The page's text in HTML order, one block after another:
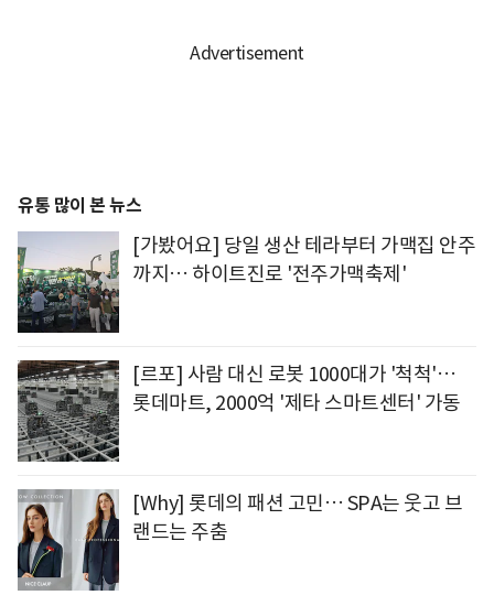
유통 많이 본 뉴스
[가봤어요] 당일 생산 테라부터 가맥집 안주
까지… 하이트진로 '전주가맥축제'
[르포] 사람 대신 로봇 1000대가 '척척'…
롯데마트, 2000억 '제타 스마트센터' 가동
[Why] 롯데의 패션 고민… SPA는 웃고 브
랜드는 주춤